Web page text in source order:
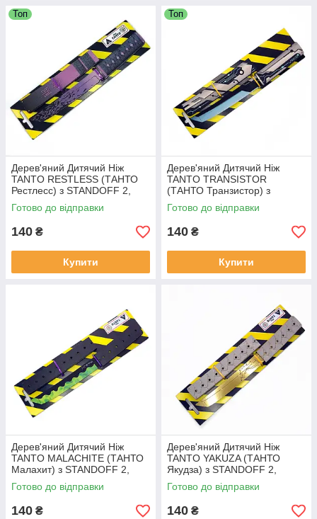
Топ
Дерев'яний Дитячий Ніж
TANTO RESTLESS (ТАНТО
Рестлесс) з STANDOFF 2,
іграшкова зброя
Готово до відправки
140 ₴
Купити
Топ
Дерев'яний Дитячий Ніж
TANTO TRANSISTOR
(ТАНТО Транзистор) з
STANDOFF 2, іграшкова
зброя
Готово до відправки
140 ₴
Купити
Дерев'яний Дитячий Ніж
TANTO MALACHITE (ТАНТО
Малахит) з STANDOFF 2,
іграшкова зброя
Готово до відправки
140 ₴
Дерев'яний Дитячий Ніж
TANTO YAKUZA (ТАНТО
Якудза) з STANDOFF 2,
іграшкова зброя
Готово до відправки
140 ₴